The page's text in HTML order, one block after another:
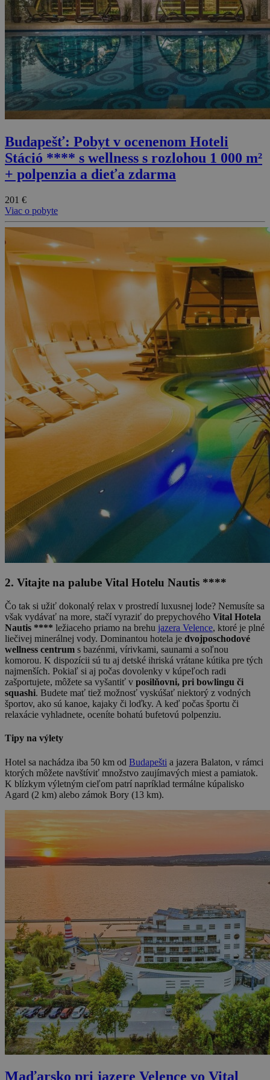
Budapešť: Pobyt v ocenenom Hoteli
Stáció **** s wellness s rozlohou 1 000 m²
+ polpenzia a dieťa zdarma
201 €
Viac o pobyte
2. Vitajte na palube Vital Hotelu Nautis ****
Čo tak si užiť dokonalý relax v prostredí luxusnej lode? Nemusíte sa
však vydávať na more, stačí vyraziť do prepychového Vital Hotela
Nautis **** ležiaceho priamo na brehu jazera Velence, ktoré je plné
liečivej minerálnej vody. Dominantou hotela je dvojposchodové
wellness centrum s bazénmi, vírivkami, saunami a soľnou
komorou. K dispozícii sú tu aj detské ihriská vrátane kútika pre tých
najmenších. Pokiaľ si aj počas dovolenky v kúpeľoch radi
zašportujete, môžete sa vyšantiť v posilňovni, pri bowlingu či
squashi. Budete mať tiež možnosť vyskúšať niektorý z vodných
športov, ako sú kanoe, kajaky či loďky. A keď počas športu či
relaxácie vyhladnete, oceníte bohatú bufetovú polpenziu.
Tipy na výlety
Hotel sa nachádza iba 50 km od Budapešti a jazera Balaton, v rámci
ktorých môžete navštíviť množstvo zaujímavých miest a pamiatok.
K blízkym výletným cieľom patrí napríklad termálne kúpalisko
Agard (2 km) alebo zámok Bory (13 km).
Maďarsko pri jazere Velence vo Vital